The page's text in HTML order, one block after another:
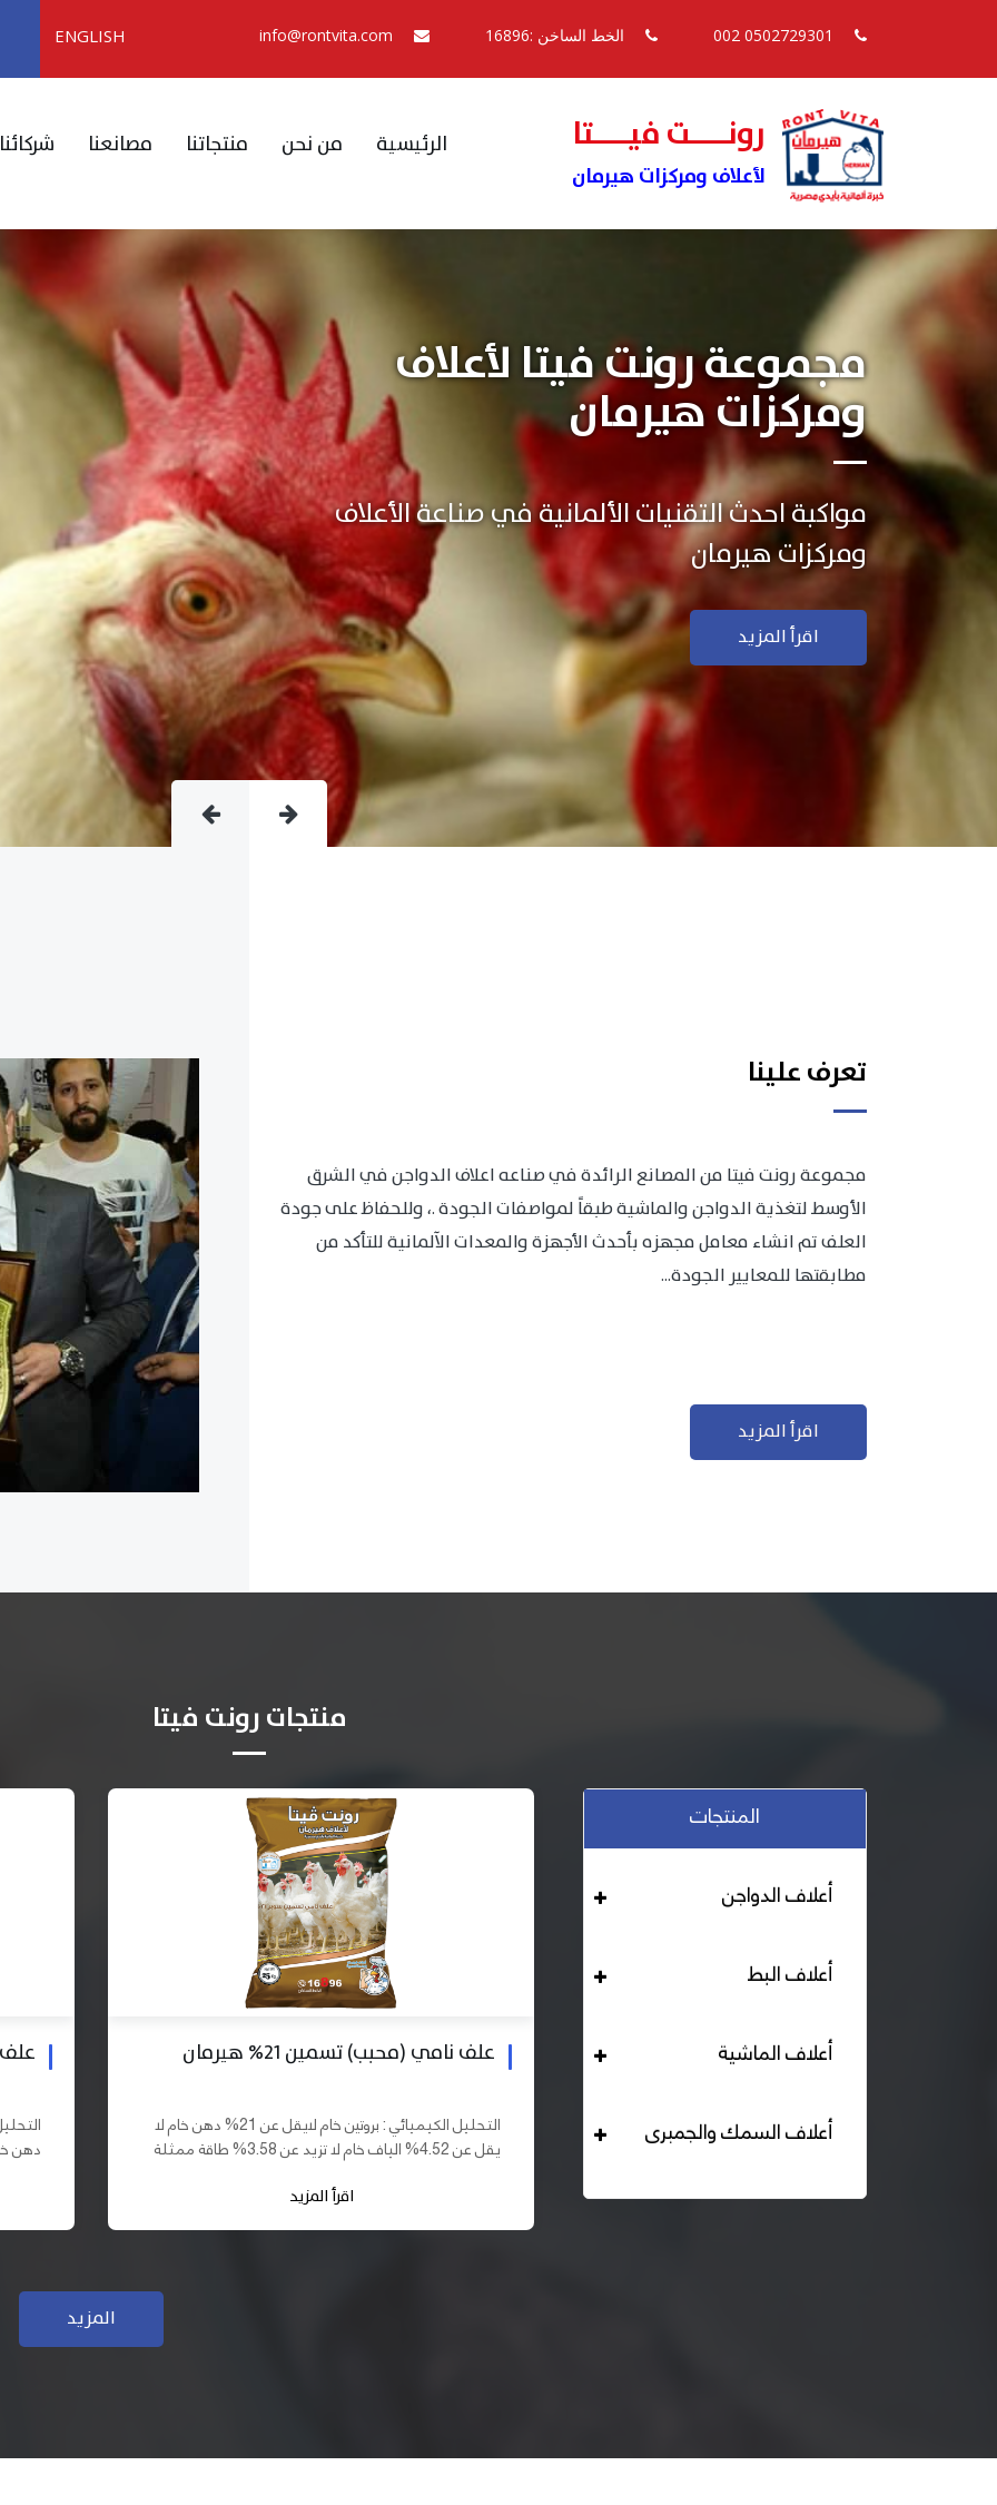
الخط الساخن :16896 ENGLISH
رونــــت فيــــتا
لأعلاف ومركزات هيرمان
الرئيسية من نحن منتجاتنا مصانعنا شركائنا
مجموعة رونت فيتا لأعلاف
ومركزات هيرمان
نستخدم التكنولوجيا الألمانية المتقدمة فى صناعة
منتجاتنا بجودة ودقة عالية
اقرأ المزيد
تعرف علينا
مجموعة رونت فيتا من المصانع الرائدة في صناعه اعلاف الدواجن في الشرق
الأوسط لتغذية الدواجن والماشية طبقاً لمواصفات الجودة .، وللحفاظ على جودة
العلف تم انشاء معامل مجهزه بأحدث الأجهزة والمعدات الآلمانية للتأكد من
مطابقتها للمعايير الجودة...
اقرأ المزيد
منتجات رونت فيتا
المنتجات
أعلاف الدواجن
أعلاف البط
أعلاف الماشية
أعلاف السمك والجمبرى
علف علف بادي نامي تسمين 19% هيرمان
التحليل الكيميائي : بروتين خام لايقل عن 19% دهن خام لا
يقل عن 10% الياف خام لا تزيد عن 3.70% طاقة ممثلة لا
اقرأ المزيد
علف دواجن بياض محبب 16% هيرمان
التحليل الكيميائي : بروتين خام لايقل عن 16% دهن خام لا
يقل عن 2,84% الياف خام لا تزيد عن 2.24% طاقة ممثلة
اقرأ المزيد
المزيد